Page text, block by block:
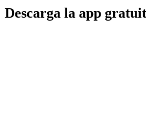
Descarga la app